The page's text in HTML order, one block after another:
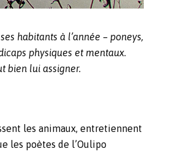
habitants à l’année – poneys,
physiques et mentaux.
bien lui assigner.
les animaux, entretiennent
les poètes de l’Oulipo